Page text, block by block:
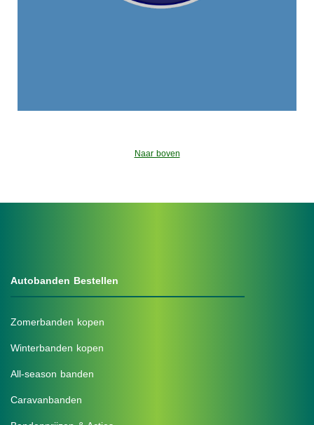
Naar boven
Autobanden Bestellen
Zomerbanden kopen
Winterbanden kopen
All-season banden
Caravanbanden